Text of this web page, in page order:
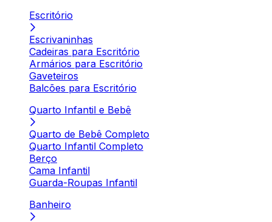
Escritório
Escrivaninhas
Cadeiras para Escritório
Armários para Escritório
Gaveteiros
Balcões para Escritório
Quarto Infantil e Bebê
Quarto de Bebê Completo
Quarto Infantil Completo
Berço
Cama Infantil
Guarda-Roupas Infantil
Banheiro